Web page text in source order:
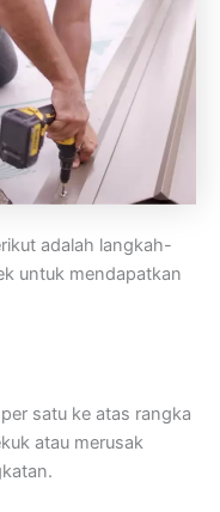
adalah langkah-
untuk mendapatkan
satu ke atas rangka
atau merusak